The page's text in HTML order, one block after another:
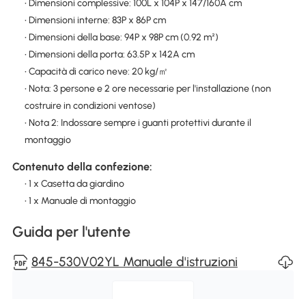
• Dimensioni complessive: 100L x 104P x 147/160A cm
• Dimensioni interne: 83P x 86P cm
• Dimensioni della base: 94P x 98P cm (0.92 m²)
• Dimensioni della porta: 63.5P x 142A cm
• Capacità di carico neve: 20 kg/㎡
• Nota: 3 persone e 2 ore necessarie per l'installazione (non
costruire in condizioni ventose)
• Nota 2: Indossare sempre i guanti protettivi durante il
montaggio
Contenuto della confezione:
• 1 x Casetta da giardino
• 1 x Manuale di montaggio
Guida per l'utente
845-530V02YL Manuale d'istruzioni